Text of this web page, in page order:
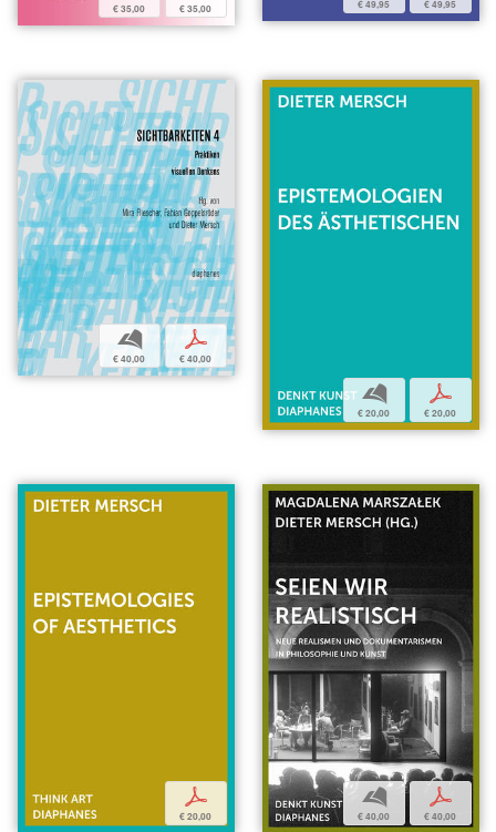
€ 35,00 € 35,00 € 49,95 € 49,95
b
€ 40,00
p
€ 40,00
b
€ 20,00
p
€ 20,00
p
€ 20,00
b
€ 40,00
p
€ 40,00